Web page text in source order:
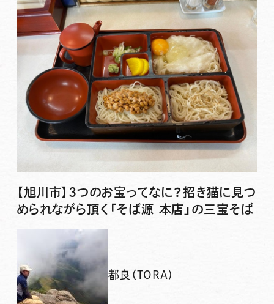
【旭川市】3つのお宝ってなに？招き猫に見つ
められながら頂く「そば源 本店」の三宝そば
都良（TORA)